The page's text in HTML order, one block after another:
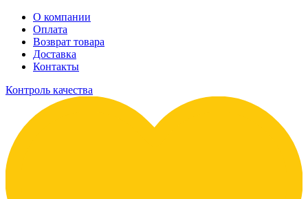
О компании
Оплата
Возврат товара
Доставка
Контакты
Контроль качества